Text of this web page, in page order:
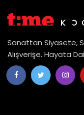
Sanattan Siyasete,
Alışverişe. Hayata